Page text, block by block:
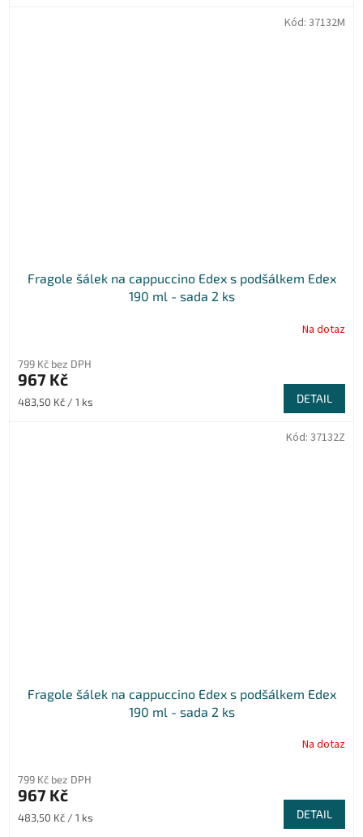
Fragole šálek na cappuccino Edex s podšálkem Edex
190 ml - sada 2 ks
Na dotaz
799 Kč bez DPH
967 Kč
Měrná
483,50 Kč / 1 ks DETAIL
Kód: 37132M
Fragole šálek na cappuccino Edex s podšálkem Edex
190 ml - sada 2 ks
Na dotaz
799 Kč bez DPH
967 Kč
Měrná
483,50 Kč / 1 ks DETAIL
Kód: 37132Z